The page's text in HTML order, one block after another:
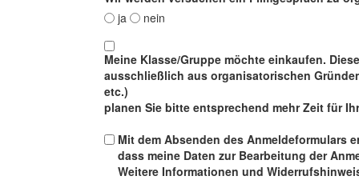
ja
nein
Meine Klasse/Gruppe möchte einkaufen.
ausschließlich aus organisatorischen
etc.)
planen Sie bitte entsprechend mehr Zeit für
Mit dem Absenden des Anmeldeformulars
dass meine Daten zur Bearbeitung der
Weitere Informationen und